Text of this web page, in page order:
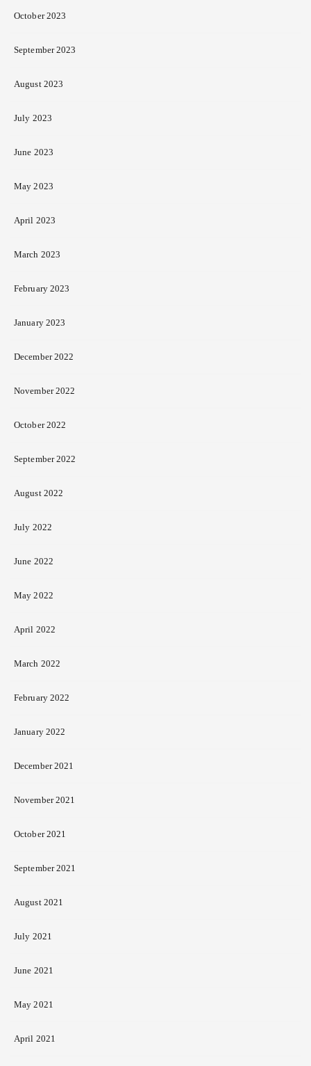
October 2023
September 2023
August 2023
July 2023
June 2023
May 2023
April 2023
March 2023
February 2023
January 2023
December 2022
November 2022
October 2022
September 2022
August 2022
July 2022
June 2022
May 2022
April 2022
March 2022
February 2022
January 2022
December 2021
November 2021
October 2021
September 2021
August 2021
July 2021
June 2021
May 2021
April 2021